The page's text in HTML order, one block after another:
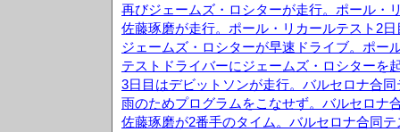
再びジェームズ・ロシターが走行。ポール・
佐藤琢磨が走行。ポール・リカールテスト2日
ジェームズ・ロシターが早速ドライブ。ポー
テストドライバーにジェームズ・ロシターを
3日目はデビットソンが走行。バルセロナ合
雨のためプログラムをこなせず。バルセロナ
佐藤琢磨が2番手のタイム。バルセロナ合同テ